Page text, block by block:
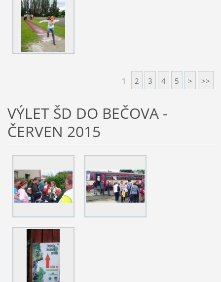
1 2 3 4 5 > >>
VÝLET ŠD DO BEČOVA -
ČERVEN 2015